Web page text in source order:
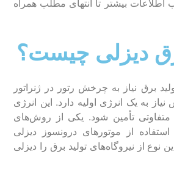
اطلاعات بیشتر تا انتهای مطلب همراه
دیزلی چیست؟
برق نیاز به چرخش رتور در ژنراتور
به یک انرژی اولیه دارد. این انرژی
تأمین شود. یکی از روش‌های
از موتور‌های درونسوز دیزلی
نوع از نیروگاه‌های تولید برق را دیزلی